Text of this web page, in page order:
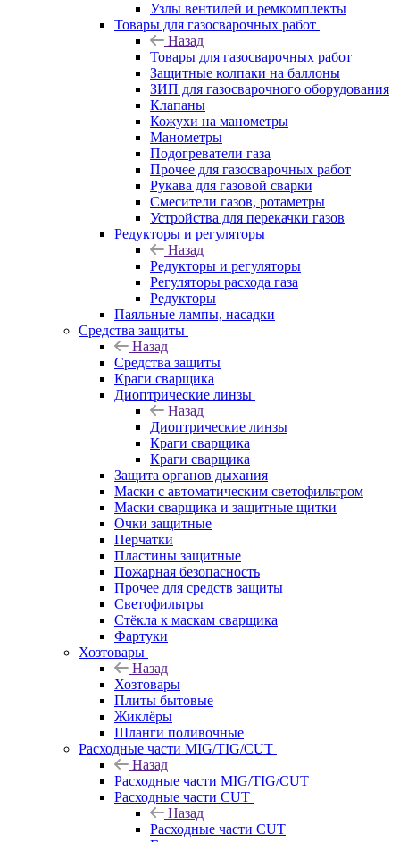
Узлы вентилей и ремкомплекты
Товары для газосварочных работ
Назад
Товары для газосварочных работ
Защитные колпаки на баллоны
ЗИП для газосварочного оборудования
Клапаны
Кожухи на манометры
Манометры
Подогреватели газа
Прочее для газосварочных работ
Рукава для газовой сварки
Смесители газов, ротаметры
Устройства для перекачки газов
Редукторы и регуляторы
Назад
Редукторы и регуляторы
Регуляторы расхода газа
Редукторы
Паяльные лампы, насадки
Средства защиты
Назад
Средства защиты
Краги сварщика
Диоптрические линзы
Назад
Диоптрические линзы
Краги сварщика
Краги сварщика
Защита органов дыхания
Маски с автоматическим светофильтром
Маски сварщика и защитные щитки
Очки защитные
Перчатки
Пластины защитные
Пожарная безопасность
Прочее для средств защиты
Светофильтры
Стёкла к маскам сварщика
Фартуки
Хозтовары
Назад
Хозтовары
Плиты бытовые
Жиклёры
Шланги поливочные
Расходные части MIG/TIG/CUT
Назад
Расходные части MIG/TIG/CUT
Расходные части CUT
Назад
Расходные части CUT